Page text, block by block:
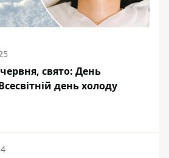
свято: День
день холоду